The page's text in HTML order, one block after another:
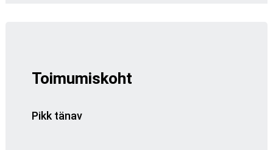
Toimumiskoht
Pikk tänav